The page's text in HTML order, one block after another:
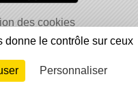
des cookies
un contenu inapproprié
Connexion
donne le contrôle sur ceux
Personnaliser